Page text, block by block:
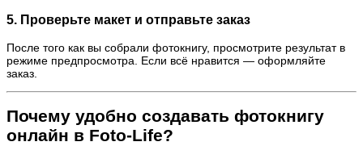
5. Проверьте макет и отправьте заказ
После того как вы собрали фотокнигу, просмотрите результат в
режиме предпросмотра. Если всё нравится — оформляйте
заказ.
Почему удобно создавать фотокнигу
онлайн в Foto-Life?